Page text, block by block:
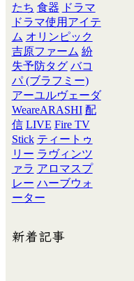
たち 食器 ドラマ
ドラマ使用アイテ
ム オリンピック
吉原ファーム 紛
失予防タグ バコ
パ (ブラフミー)
アーユルヴェーダ
WeareARASHI 配
信 LIVE Fire TV
Stick ティートゥ
リー ラヴィンツ
ァラ アロマスプ
レー ハーブウォ
ーター
新着記事